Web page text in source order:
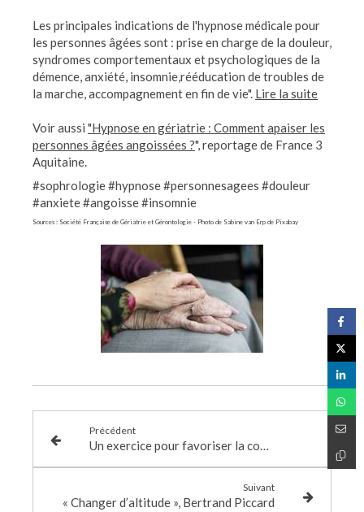
Les principales indications de l'hypnose médicale pour
les personnes âgées sont : prise en charge de la douleur,
syndromes comportementaux et psychologiques de la
démence, anxiété, insomnie,rééducation de troubles de
la marche, accompagnement en fin de vie". Lire la suite
Voir aussi "Hypnose en gériatrie : Comment apaiser les
personnes âgées angoissées ?", reportage de France 3
Aquitaine.
#sophrologie #hypnose #personnesagees #douleur
#anxiete #angoisse #insomnie
Sources : Société Française de Gériatrie et Gérontologie - Photo de Sabine van Erp de Pixabay
Précédent
Un exercice pour favoriser la concentration
Suivant
« Changer d’altitude », Bertrand Piccard